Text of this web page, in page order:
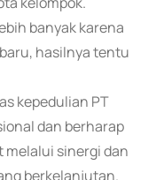
banyak karena
hasilnya tentu
kepedulian PT
dan berharap
sinergi dan
berkelanjutan.